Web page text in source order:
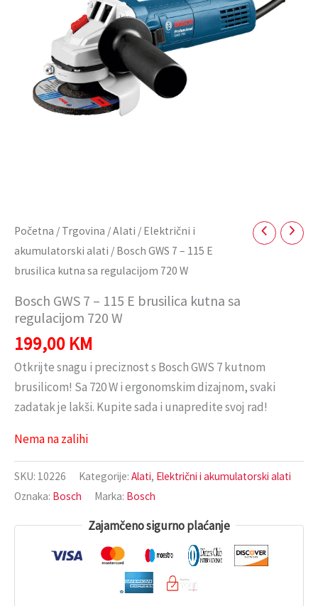
Početna / Trgovina /Alati / Električni i
akumulatorski alati / Bosch GWS 7 – 115 E
brusilica kutna sa regulacijom 720 W
Bosch GWS 7 – 115 E brusilica kutna sa
regulacijom 720 W
199,00 KM
Otkrijte snagu i preciznost s Bosch GWS 7 kutnom
brusilicom! Sa 720 W i ergonomskim dizajnom, svaki
zadatak je lakši. Kupite sada i unapredite svoj rad!
Nema na zalihi
SKU: 10226 Kategorije: Alati, Električni i akumulatorski alati
Oznaka: Bosch Marka: Bosch
Zajamčeno sigurno plaćanje